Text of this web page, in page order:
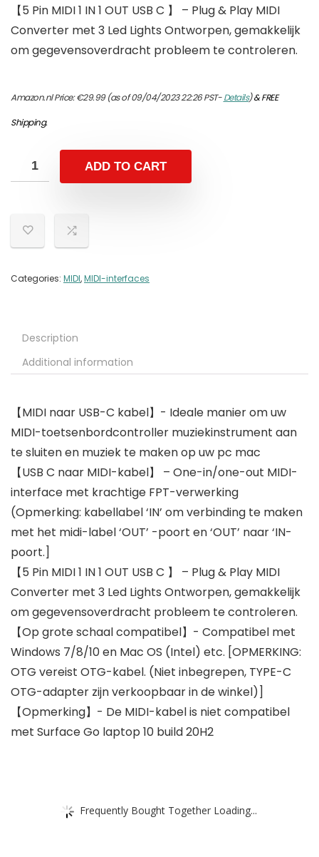
【5 Pin MIDI 1 IN 1 OUT USB C 】 – Plug & Play MIDI
Converter met 3 Led Lights Ontworpen, gemakkelijk
om gegevensoverdracht probleem te controleren.
Amazon.nl Price:€29.99(as of 09/04/2023 22:26 PST-Details)&FREE
Shipping.
ADD TO CART
Categories: MIDI,MIDI-interfaces
Description
Additional information
【MIDI naar USB-C kabel】- Ideale manier om uw
MIDI-toetsenbordcontroller muziekinstrument aan
te sluiten en muziek te maken op uw pc mac
【USB C naar MIDI-kabel】 – One-in/one-out MIDI-
interface met krachtige FPT-verwerking
(Opmerking: kabellabel ‘IN’ om verbinding te maken
met het midi-label ‘OUT’ -poort en ‘OUT’ naar ‘IN-
poort.]
【5 Pin MIDI 1 IN 1 OUT USB C 】 – Plug & Play MIDI
Converter met 3 Led Lights Ontworpen, gemakkelijk
om gegevensoverdracht probleem te controleren.
【Op grote schaal compatibel】- Compatibel met
Windows 7/8/10 en Mac OS (Intel) etc. [OPMERKING:
OTG vereist OTG-kabel. (Niet inbegrepen, TYPE-C
OTG-adapter zijn verkoopbaar in de winkel)]
【Opmerking】- De MIDI-kabel is niet compatibel
met Surface Go laptop 10 build 20H2
Frequently Bought Together Loading...